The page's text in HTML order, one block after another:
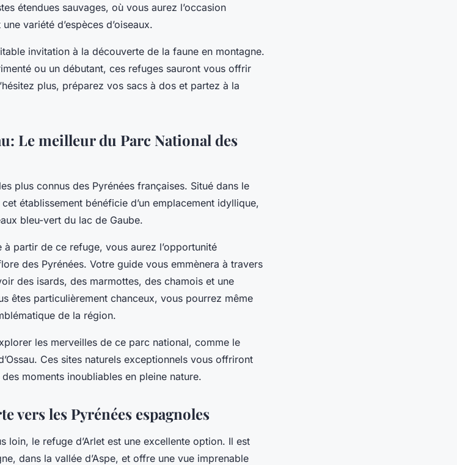
étendues sauvages, où vous aurez l’occasion
variété d’espèces d’oiseaux.
invitation à la découverte de la faune en montagne.
ou un débutant, ces refuges sauront vous offrir
plus, préparez vos sacs à dos et partez à la
Le meilleur du Parc National des
plus connus des Pyrénées françaises. Situé dans le
cet établissement bénéficie d’un emplacement idyllique,
bleu-vert du lac de Gaube.
à partir de ce refuge, vous aurez l’opportunité
des Pyrénées. Votre guide vous emmènera à travers
des isards, des marmottes, des chamois et une
êtes particulièrement chanceux, vous pourrez même
de la région.
les merveilles de ce parc national, comme le
. Ces sites naturels exceptionnels vous offriront
moments inoubliables en pleine nature.
vers les Pyrénées espagnoles
loin, le refuge d’Arlet est une excellente option. Il est
dans la vallée d’Aspe, et offre une vue imprenable